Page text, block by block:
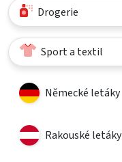
Drogerie
Sport a textil
Německé letáky
Rakouské letáky